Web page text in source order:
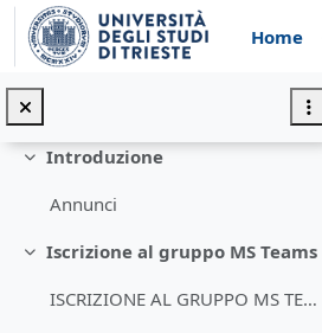
Vai al contenuto principale
Home
Minimizza
Introduzione
Annunci
Minimizza
Iscrizione al gruppo MS Teams
ISCRIZIONE AL GRUPPO MS TEAMS